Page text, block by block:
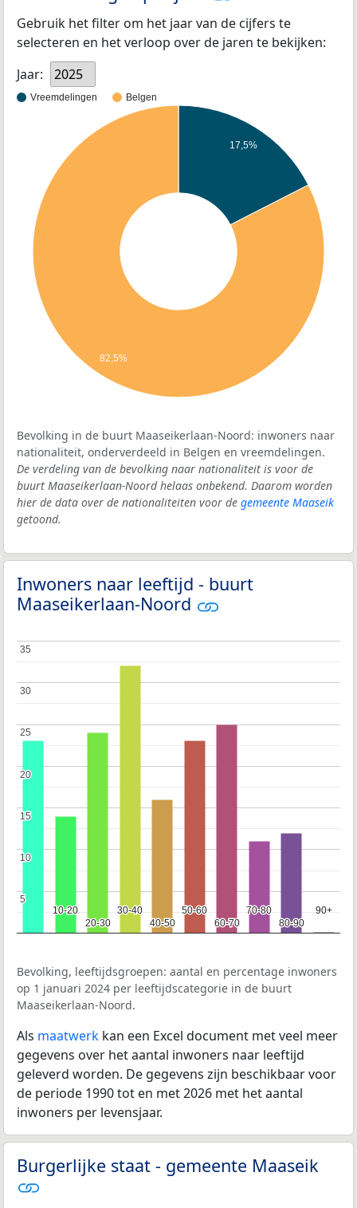
Gebruik het filter om het jaar van de cijfers te
selecteren en het verloop over de jaren te bekijken:
Jaar:
2025
Vreemdelingen Belgen
17,5%
82,5%
Bevolking in de buurt Maaseikerlaan-Noord: inwoners naar
nationaliteit, onderverdeeld in Belgen en vreemdelingen.
De verdeling van de bevolking naar nationaliteit is voor de
buurt Maaseikerlaan-Noord helaas onbekend. Daarom worden
hier de data over de nationaliteiten voor de gemeente Maaseik
getoond.
Inwoners naar leeftijd - buurt
Maaseikerlaan-Noord
10-20
10-20
20-30
20-30
30-40
30-40
40-50
40-50
50-60
50-60
60-70
60-70
70-80
70-80
80-90
80-90
90+
90+
5
5
10
10
15
15
20
20
25
25
30
30
35
35
Bevolking, leeftijdsgroepen: aantal en percentage inwoners
op 1 januari 2024 per leeftijdscategorie in de buurt
Maaseikerlaan-Noord.
Als maatwerk kan een Excel document met veel meer
gegevens over het aantal inwoners naar leeftijd
geleverd worden. De gegevens zijn beschikbaar voor
de periode 1990 tot en met 2026 met het aantal
inwoners per levensjaar.
Burgerlijke staat - gemeente Maaseik